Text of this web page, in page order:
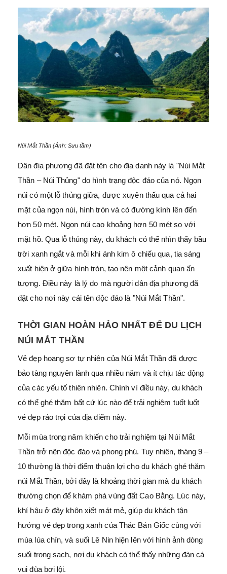
Núi Mắt Thần (Ảnh: Sưu tầm)
Dân địa phương đã đặt tên cho địa danh này là "Núi Mắt
Thần – Núi Thủng" do hình trạng độc đáo của nó. Ngọn
núi có một lỗ thủng giữa, được xuyên thấu qua cả hai
mặt của ngọn núi, hình tròn và có đường kính lên đến
hơn 50 mét. Ngọn núi cao khoảng hơn 50 mét so với
mặt hồ. Qua lỗ thủng này, du khách có thể nhìn thấy bầu
trời xanh ngắt và mỗi khi ánh kim ô chiếu qua, tia sáng
xuất hiện ở giữa hình tròn, tạo nên một cảnh quan ấn
tượng. Điều này là lý do mà người dân địa phương đã
đặt cho nơi này cái tên độc đáo là "Núi Mắt Thần".
THỜI GIAN HOÀN HẢO NHẤT ĐỂ DU LỊCH
NÚI MẮT THẦN
Vẻ đẹp hoang sơ tự nhiên của Núi Mắt Thần đã được
bảo tàng nguyên lành qua nhiều năm và ít chịu tác động
của các yếu tố thiên nhiên. Chính vì điều này, du khách
có thể ghé thăm bất cứ lúc nào để trải nghiệm tuốt luốt
vẻ đẹp ráo trọi của địa điểm này.
Mỗi mùa trong năm khiến cho trải nghiệm tại Núi Mắt
Thần trở nên độc đáo và phong phú. Tuy nhiên, tháng 9 –
10 thường là thời điểm thuận lợi cho du khách ghé thăm
núi Mắt Thần, bởi đây là khoảng thời gian mà du khách
thường chọn để khám phá vùng đất Cao Bằng. Lúc này,
khí hậu ở đây khôn xiết mát mẻ, giúp du khách tận
hưởng vẻ đẹp trong xanh của Thác Bản Giốc cùng với
mùa lúa chín, và suối Lê Nin hiện lên với hình ảnh dòng
suối trong sạch, nơi du khách có thể thấy những đàn cá
vui đùa bơi lội.